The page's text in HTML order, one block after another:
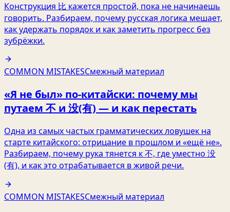
Конструкция 比 кажется простой, пока не начинаешь
говорить. Разбираем, почему русская логика мешает,
как удержать порядок и как заметить прогресс без
зубрёжки.
COMMON MISTAKESСмежный материал
«Я не был» по-китайски: почему мы
путаем 不 и 没(有) — и как перестать
Одна из самых частых грамматических ловушек на
старте китайского: отрицание в прошлом и «ещё не».
Разбираем, почему рука тянется к 不, где уместно 没
(有), и как это отрабатывается в живой речи.
COMMON MISTAKESСмежный материал